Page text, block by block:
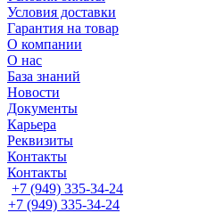
Условия доставки
Гарантия на товар
О компании
О нас
База знаний
Новости
Документы
Карьера
Реквизиты
Контакты
Контакты
+7 (949) 335-34-24
+7 (949) 335-34-24